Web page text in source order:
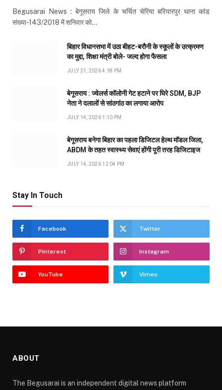
Begusarai News : बेगूसराय जिले के चर्चित चेरिया बरियारपुर थाना कांड
संख्या-143/2018 में शनिवार को…
बिहार विधानसभा में उठा बीहट-बरौनी के स्कूलों के उत्क्रमण
का मुद्दा, शिक्षा मंत्री बोले- जल्द होगा फैसला
JULY 21, 2026 4:18 PM
बेगूसराय : ज्वेलर्स कॉलोनी गेट हटाने पर घिरे SDM, BJP
नेता ने दलालों से सांठगांठ का लगाया आरोप
JULY 14, 2026 1:10 PM
बेगूसराय बनेगा बिहार का पहला डिजिटल हेल्थ मॉडल जिला,
ABDM के तहत स्वास्थ्य सेवाएं होंगी पूरी तरह डिजिटाइज
JULY 14, 2026 12:04 PM
Stay In Touch
Facebook Twitter
Pinterest Instagram
YouTube Vimeo
ABOUT
The Begusarai is an independent digital news platform